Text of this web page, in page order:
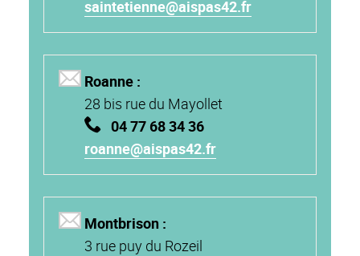
saintetienne@aispas42.fr
Roanne :
28 bis rue du Mayollet
04 77 68 34 36
roanne@aispas42.fr
Montbrison :
3 rue puy du Rozeil